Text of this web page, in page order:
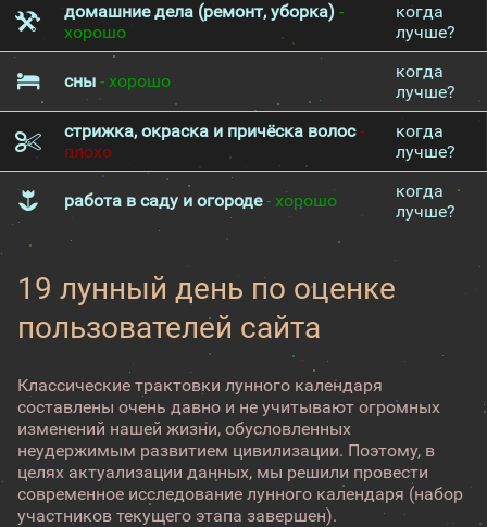
домашние дела (ремонт, уборка) -
хорошо
когда
лучше?
сны - хорошо
когда
лучше?
стрижка, окраска и причёска волос-
плохо
когда
лучше?
работа в саду и огороде- хорошо
когда
лучше?
19 лунный день по оценке
пользователей сайта
Классические трактовки лунного календаря
составлены очень давно и не учитывают огромных
изменений нашей жизни, обусловленных
неудержимым развитием цивилизации. Поэтому, в
целях актуализации данных, мы решили провести
современное исследование лунного календаря (набор
участников текущего этапа завершен).